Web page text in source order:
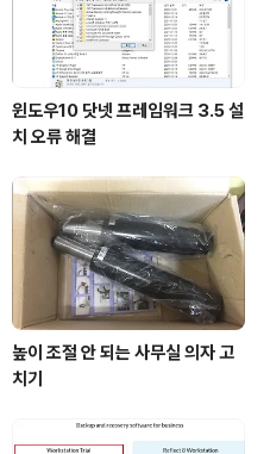
윈도우10 닷넷 프레임워크 3.5 설
치 오류 해결
높이 조절 안 되는 사무실 의자 고
치기